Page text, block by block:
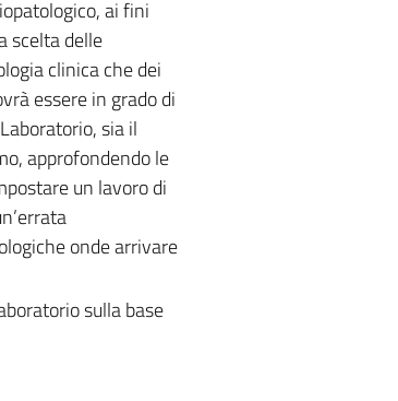
ai fini
scelta delle
clinica che dei
essere in grado di
sia il
approfondendo le
un lavoro di
onde arrivare
sulla base